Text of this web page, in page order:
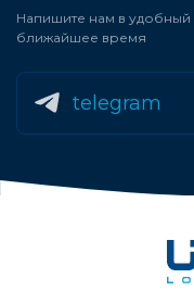
Напишите нам в
ближайшее время
telegram